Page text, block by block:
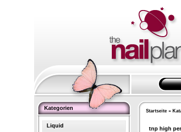
Kategorien
Liquid
Startseite»
tnp high